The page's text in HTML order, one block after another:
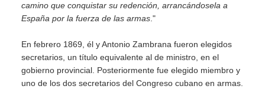
camino que conquistar su redención, arrancándosela a
España por la fuerza de las armas ."
En febrero 1869, él y Antonio Zambrana fueron elegidos
secretarios, un título equivalente al de ministro, en el
gobierno provincial. Posteriormente fue elegido miembro y
uno de los dos secretarios del Congreso cubano en armas.